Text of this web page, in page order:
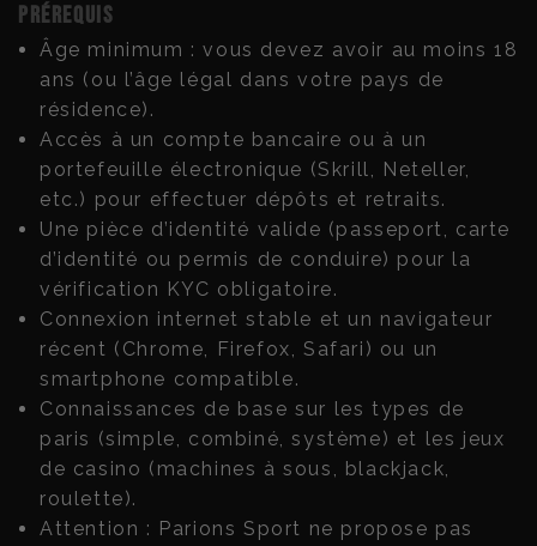
Prérequis
Âge minimum : vous devez avoir au moins 18
ans (ou l’âge légal dans votre pays de
résidence).
Accès à un compte bancaire ou à un
portefeuille électronique (Skrill, Neteller,
etc.) pour effectuer dépôts et retraits.
Une pièce d’identité valide (passeport, carte
d’identité ou permis de conduire) pour la
vérification KYC obligatoire.
Connexion internet stable et un navigateur
récent (Chrome, Firefox, Safari) ou un
smartphone compatible.
Connaissances de base sur les types de
paris (simple, combiné, système) et les jeux
de casino (machines à sous, blackjack,
roulette).
Attention : Parions Sport ne propose pas